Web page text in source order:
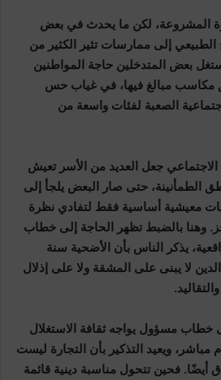
المشروعة، لكن ما يحدث في بعض
الطبيعي إلى ممارسات تثير الكثير من
بعض المتدخلين حاجة المواطنين
مكاسب مبالغ فيها، في غياب حس
الصعبة لفئات واسعة من
جعل العديد من الأسر تعيش
الطمأنينة، حتى صار البعض يلجأ إلى
معيشية أساسية فقط لتفادي نظرة
وهنا بالضبط تظهر الحاجة إلى خطاب
يذكر الناس بأن الأضحية سنة
لا يبنى على المشقة ولا على إذلال
خطاب مسؤول يواجه ثقافة الاستغلال
مباشر، ويعيد التذكير بأن التجارة ليست
أيضًا. فحين تتحول مناسبة دينية قائمة